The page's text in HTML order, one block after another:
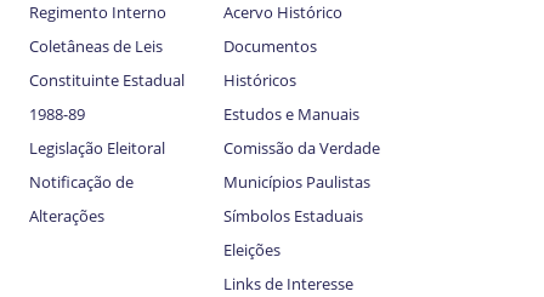
Regimento Interno
Coletâneas de Leis
Constituinte Estadual
1988-89
Legislação Eleitoral
Notificação de
Alterações
Acervo Histórico
Documentos
Históricos
Estudos e Manuais
Comissão da Verdade
Municípios Paulistas
Símbolos Estaduais
Eleições
Links de Interesse